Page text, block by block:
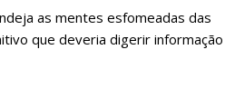
as mentes esfomeadas das
que deveria digerir informação